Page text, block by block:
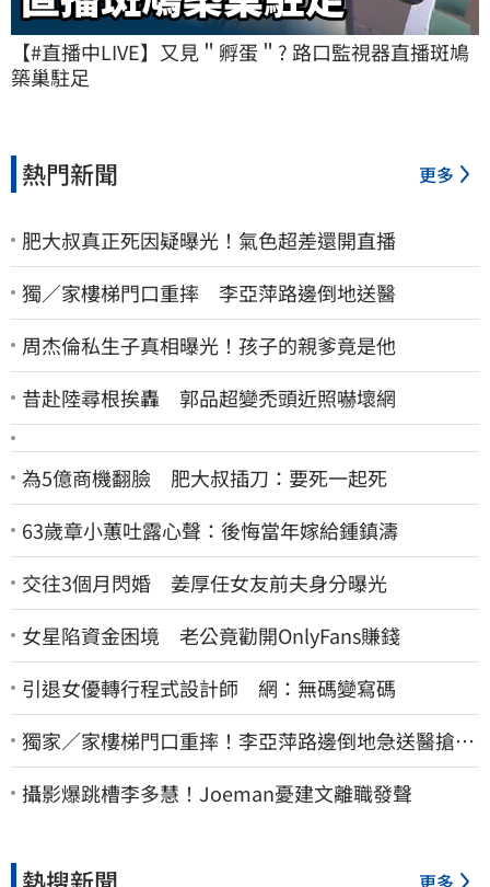
【#直播中LIVE】又見＂孵蛋＂? 路口監視器直播斑鳩
築巢駐足
熱門新聞 更多
肥大叔真正死因疑曝光！氣色超差還開直播
獨／家樓梯門口重摔 李亞萍路邊倒地送醫
周杰倫私生子真相曝光！孩子的親爹竟是他
昔赴陸尋根挨轟 郭品超變禿頭近照嚇壞網
為5億商機翻臉 肥大叔插刀：要死一起死
63歲章小蕙吐露心聲：後悔當年嫁給鍾鎮濤
交往3個月閃婚 姜厚任女友前夫身分曝光
女星陷資金困境 老公竟勸開OnlyFans賺錢
引退女優轉行程式設計師 網：無碼變寫碼
獨家／家樓梯門口重摔！李亞萍路邊倒地急送醫搶
命 「最新傷況」曝
攝影爆跳槽李多慧！Joeman憂建文離職發聲
更多